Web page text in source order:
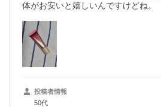
体がお安いと嬉しいんですけどね。
投稿者情報
50代